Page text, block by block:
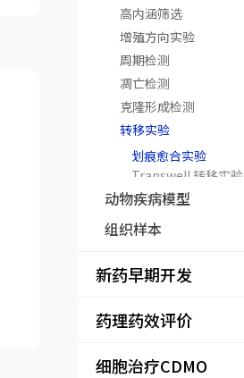
高内涵筛选
增殖方向实验
周期检测
凋亡检测
克隆形成检测
转移实验
划痕愈合实验
Transwell 转移实验
Transwell 侵袭实验
外泌体检测
动物疾病模型
组织样本
新药早期开发
药理药效评价
细胞治疗CDMO